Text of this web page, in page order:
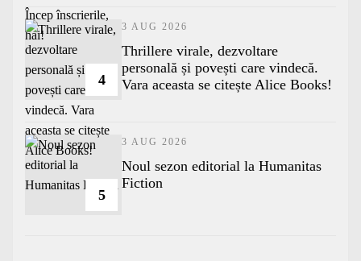
4
3 AUG 2026
Thrillere virale, dezvoltare
personală și povești care vindecă.
Vara aceasta se citește Alice Books!
5
3 AUG 2026
​Noul sezon editorial la Humanitas
Fiction